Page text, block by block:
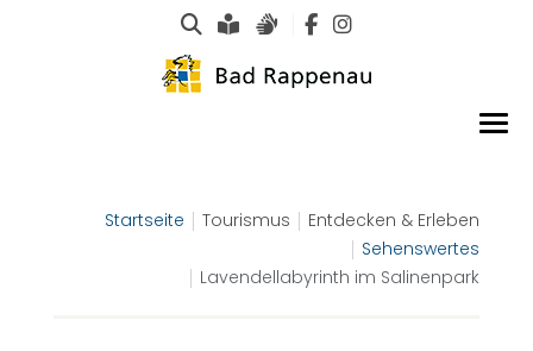
Suche
Leichte Sprache
Gebärdensprachen
Startseite Tourismus
Entdecken & Erleben
Sehenswertes
Lavendellabyrinth im Salinenpark